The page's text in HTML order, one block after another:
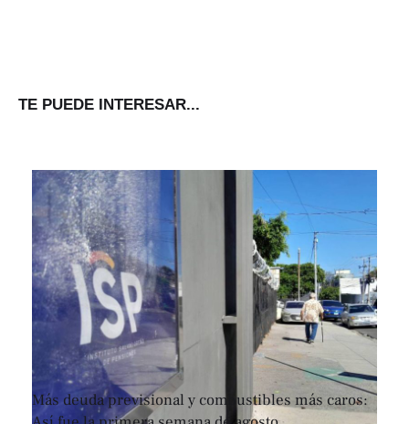
TE PUEDE INTERESAR...
Más deuda previsional y combustibles más caros: